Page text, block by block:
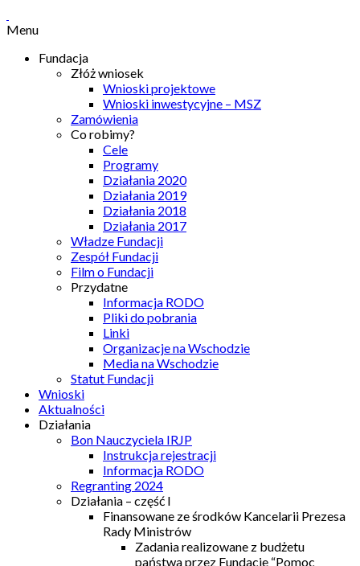
Menu
Fundacja
Złóż wniosek
Wnioski projektowe
Wnioski inwestycyjne – MSZ
Zamówienia
Co robimy?
Cele
Programy
Działania 2020
Działania 2019
Działania 2018
Działania 2017
Władze Fundacji
Zespół Fundacji
Film o Fundacji
Przydatne
Informacja RODO
Pliki do pobrania
Linki
Organizacje na Wschodzie
Media na Wschodzie
Statut Fundacji
Wnioski
Aktualności
Działania
Bon Nauczyciela IRJP
Instrukcja rejestracji
Informacja RODO
Regranting 2024
Działania – część I
Finansowane ze środków Kancelarii Prezesa
Rady Ministrów
Zadania realizowane z budżetu
państwa przez Fundacje “Pomoc